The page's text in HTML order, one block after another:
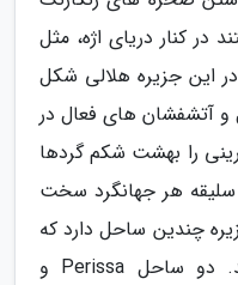
در کنار دریای اژه، مثل
این جزیره هلالی شکل
و آتشفشان های فعال در
را بهشت شکم گردها
سلیقه هر جهانگرد سخت
چندین ساحل دارد که
هر یک از دیگری زیباتر هستند. دو ساحل Perissa و